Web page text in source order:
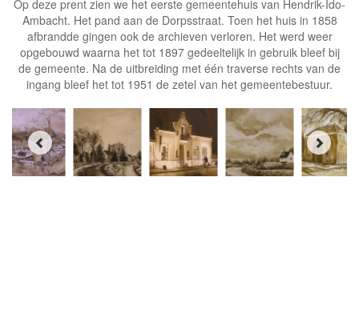
Op deze prent zien we het eerste gemeentehuis van Hendrik-Ido-
Ambacht. Het pand aan de Dorpsstraat. Toen het huis in 1858
afbrandde gingen ook de archieven verloren. Het werd weer
opgebouwd waarna het tot 1897 gedeeltelijk in gebruik bleef bij
de gemeente. Na de uitbreiding met één traverse rechts van de
ingang bleef het tot 1951 de zetel van het gemeentebestuur.